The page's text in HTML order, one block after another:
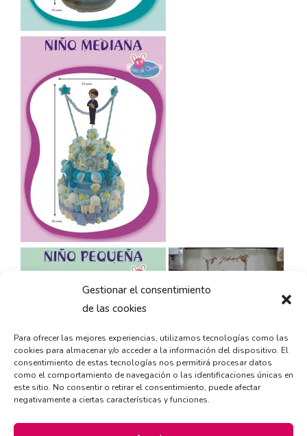
Gestionar el consentimiento
de las cookies
Para ofrecer las mejores experiencias, utilizamos tecnologías como las
cookies para almacenar y/o acceder a la información del dispositivo. El
consentimiento de estas tecnologías nos permitirá procesar datos
como el comportamiento de navegación o las identificaciones únicas en
este sitio. No consentir o retirar el consentimiento, puede afectar
negativamente a ciertas características y funciones.